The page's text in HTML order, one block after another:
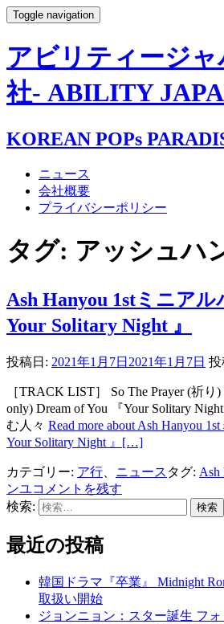
Toggle navigation
アビリティージ
社- ABILITY
KOREAN POPs
ニュース
会社概要
プライバシーポリシー
タグ: アッシュハ
Ash Hanyou 1stミニア
Your Solitary Night 』
投稿日: 2021年1月7日 2021年1月7日 投
［TRACK LIST］ So The Prayer (祈り
only) Dream of You 『Your Solitary
む人々 Read more about Ash Hanyou
Your Solitary Night 』 […]
カテゴリー: ア行 ニュース タグ: Ash
ンユコメントを残す
検索:
最近の投稿
韓国ドラマ『卒業』 Midnight
取扱い開始
ジョンニョン：スター誕生 フォ